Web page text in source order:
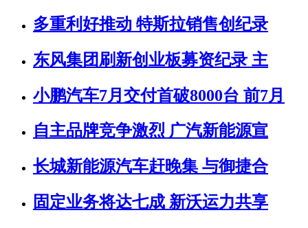
多重利好推动 特斯拉销售创纪录
东风集团刷新创业板募资纪录 主
小鹏汽车7月交付首破8000台 前7月
自主品牌竞争激烈 广汽新能源宣
长城新能源汽车赶晚集 与御捷合
固定业务将达七成 新沃运力共享